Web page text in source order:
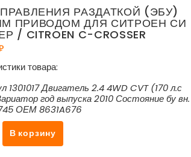
РАЗДАТКОЙ (ЭБУ)
ПРИВОДОМ ДЛЯ СИТРОЕН СИ
/ CITROEN C-CROSSER
товара:
1301017 Двигатель 2.4 4WD CVT (170 л.с
год выпуска 2010 Состояние бу вн.
ОЕМ 8631A676
В корзину